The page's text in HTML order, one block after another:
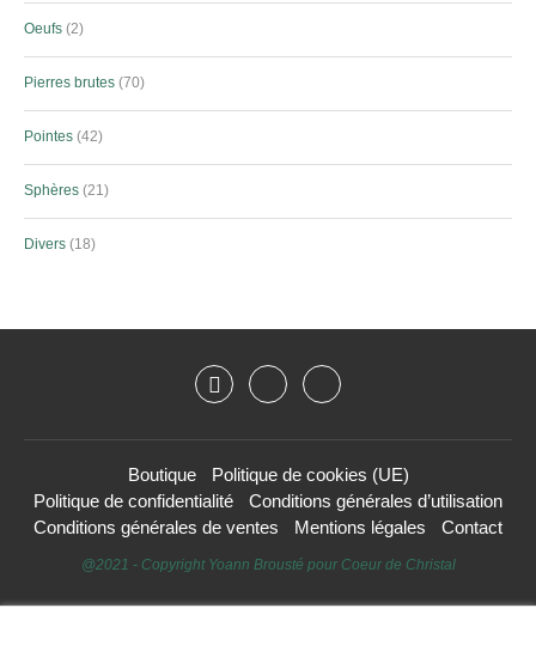
Oeufs 2
Pierres brutes 70
Pointes 42
Sphères 21
Divers 18
Boutique
Politique de cookies (UE)
Politique de confidentialité
Conditions générales d’utilisation
Conditions générales de ventes
Mentions légales Contact
@2021 - Copyright Yoann Brousté pour Coeur de Christal